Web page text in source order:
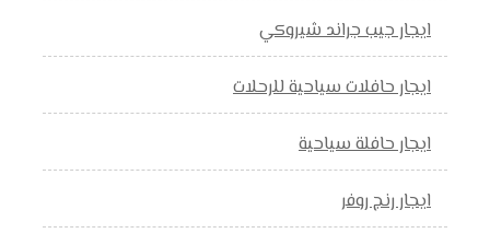
ايجار جيب جراند شيروكي
ايجار حافلات سياحية للرحلات
ايجار حافلة سياحية
ايجار رنج روفر